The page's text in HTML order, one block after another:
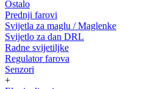
Ostalo
Prednji farovi
Svijetla za maglu / Maglenke
Svijetlo za dan DRL
Radne svijetiljke
Regulator farova
Senzori
+